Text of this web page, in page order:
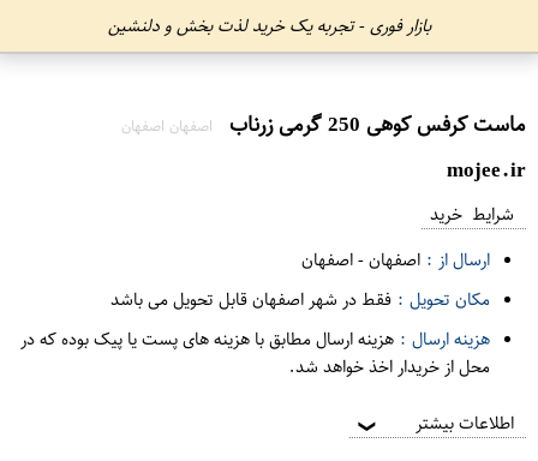
بازار فوری - تجربه یک خرید لذت بخش و دلنشین
ماست کرفس کوهی 250 گرمی زرناب اصفهان اصفهان
mojee.ir
شرایط خرید
ارسال از : اصفهان-اصفهان
مکان تحویل : فقط در شهر اصفهان قابل تحویل می باشد
هزینه ارسال : هزینه ارسال مطابق با هزینه های پست یا پیک بوده که در
محل از خریدار اخذ خواهد شد.
اطلاعات بیشتر ❯